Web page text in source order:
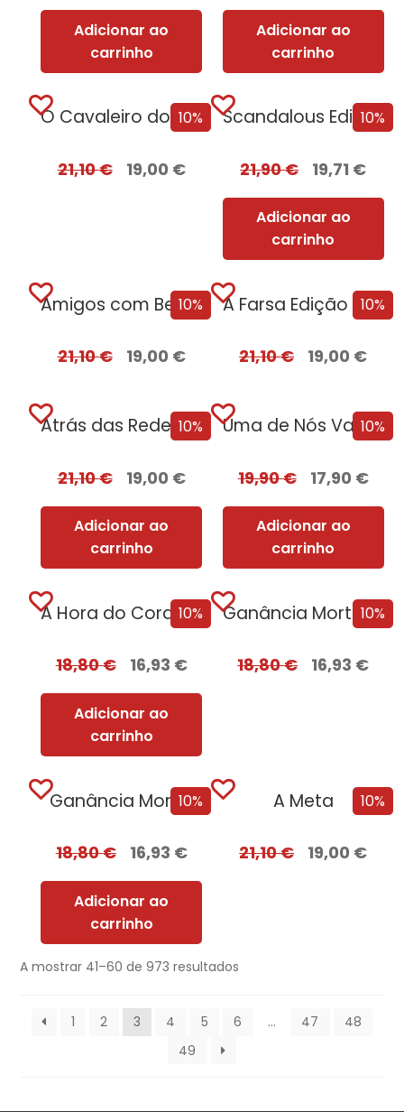
Adicionar ao
carrinho
Adicionar ao
carrinho
10%
O Cavaleiro dos Sete Reinos [Nova Edição]...
21,10€ 19,00 €
10%
Scandalous Edição com EDGES
21,90€ 19,71 €
Adicionar ao
carrinho
10%
Amigos com Benefícios Edição com EDGES
21,10€ 19,00 €
10%
A Farsa Edição com EDGES
21,10€ 19,00 €
10%
Atrás das Redes Edição com EDGES
21,10€ 19,00 €
Adicionar ao
carrinho
10%
Uma de Nós Vai Morrer
19,90€ 17,90 €
Adicionar ao
carrinho
10%
A Hora do Coração
18,80€ 16,93 €
Adicionar ao
carrinho
10%
Ganância Mortal + Oferta Criação Mortal
18,80€ 16,93 €
10%
Ganância Mortal
18,80€ 16,93 €
Adicionar ao
carrinho
10%
A Meta
21,10€ 19,00 €
A mostrar 41–60 de 973 resultados
1 2 3 4 5 6 … 47
48
49